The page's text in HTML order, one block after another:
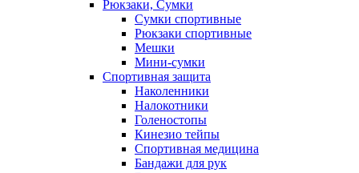
Рюкзаки, Сумки
Сумки спортивные
Рюкзаки спортивные
Мешки
Мини-сумки
Спортивная защита
Наколенники
Налокотники
Голеностопы
Кинезио тейпы
Спортивная медицина
Бандажи для рук